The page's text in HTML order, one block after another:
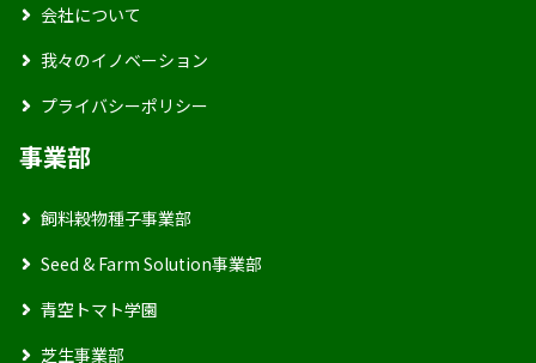
会社について
我々のイノベーション
プライバシーポリシー
事業部
飼料穀物種子事業部
Seed & Farm Solution事業部
青空トマト学園
芝生事業部